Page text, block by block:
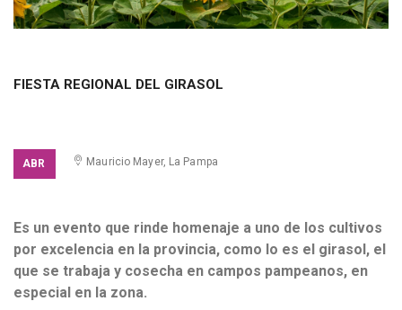
FIESTA REGIONAL DEL GIRASOL
ABR Mauricio Mayer, La Pampa
Es un evento que rinde homenaje a uno de los cultivos
por excelencia en la provincia, como lo es el girasol, el
que se trabaja y cosecha en campos pampeanos, en
especial en la zona.